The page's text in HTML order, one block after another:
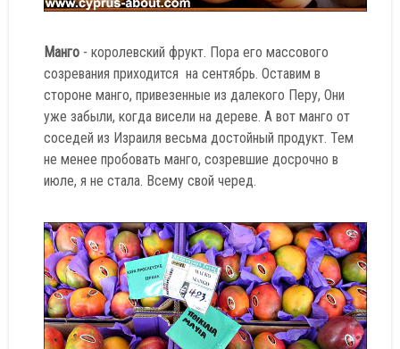
Манго - королевский фрукт. Пора его массового
созревания приходится на сентябрь. Оставим в
стороне манго, привезенные из далекого Перу, Они
уже забыли, когда висели на дереве. А вот манго от
соседей из Израиля весьма достойный продукт. Тем
не менее пробовать манго, созревшие досрочно в
июле, я не стала. Всему свой черед.